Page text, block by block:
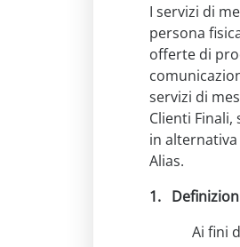
I servizi di
persona
offerte di
servizi di
Clienti Finali,
in
Alias.
1.
Ai fini del